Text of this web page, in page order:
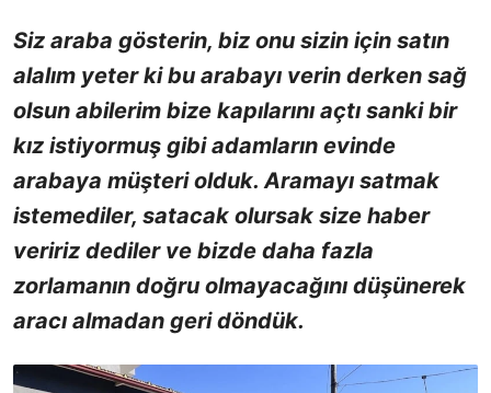
Siz araba gösterin, biz onu sizin için satın
alalım yeter ki bu arabayı verin derken sağ
olsun abilerim bize kapılarını açtı sanki bir
kız istiyormuş gibi adamların evinde
arabaya müşteri olduk. Aramayı satmak
istemediler, satacak olursak size haber
veririz dediler ve bizde daha fazla
zorlamanın doğru olmayacağını düşünerek
aracı almadan geri döndük.